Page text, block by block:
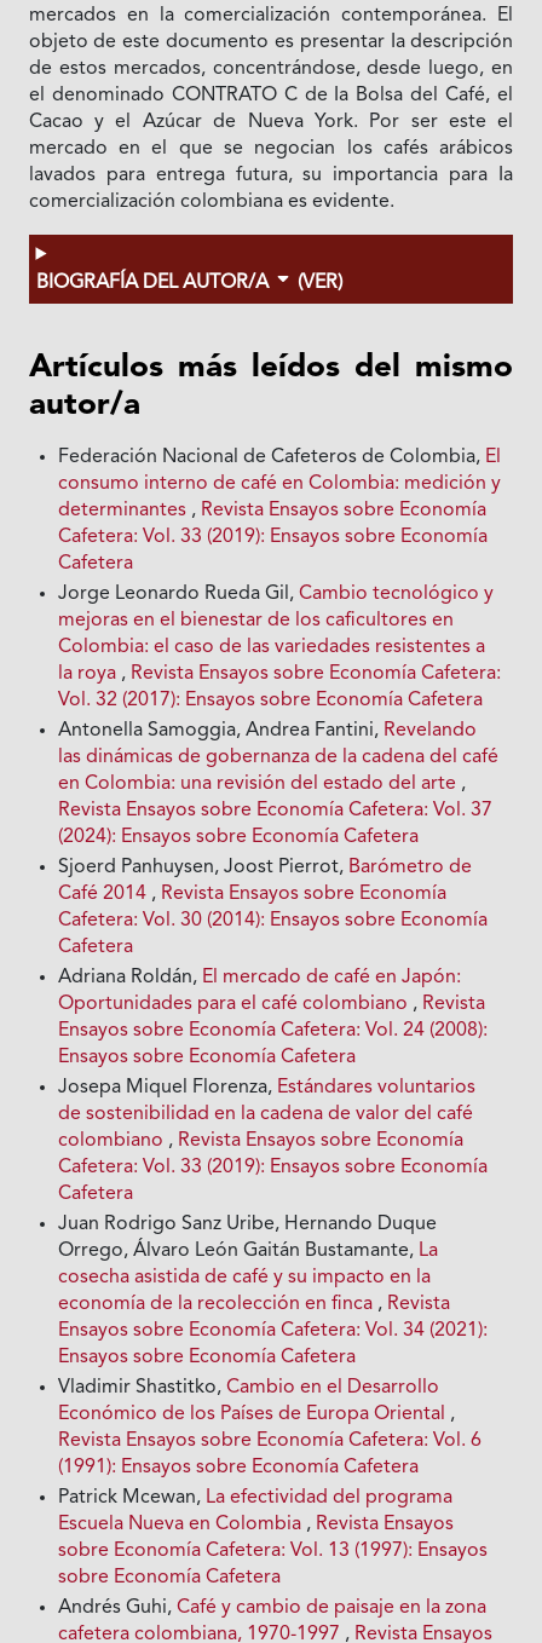
mercados en la comercialización contemporánea. El
objeto de este documento es presentar Ia descripción
de estos mercados, concentrándose, desde luego, en
el denominado CONTRATO C de Ia Bolsa del Café, el
Cacao y el Azúcar de Nueva York. Por ser este el
mercado en el que se negocian los cafés arábicos
lavados para entrega futura, su importancia para Ia
comercialización colombiana es evidente.
BIOGRAFÍA DEL AUTOR/A (VER)
Artículos más leídos del mismo
autor/a
Federación Nacional de Cafeteros de Colombia, El
consumo interno de café en Colombia: medición y
determinantes , Revista Ensayos sobre Economía
Cafetera: Vol. 33 (2019): Ensayos sobre Economía
Cafetera
Jorge Leonardo Rueda Gil,Cambio tecnológico y
mejoras en el bienestar de los caficultores en
Colombia: el caso de las variedades resistentes a
la roya , Revista Ensayos sobre Economía Cafetera:
Vol. 32 (2017): Ensayos sobre Economía Cafetera
Antonella Samoggia, Andrea Fantini, Revelando
las dinámicas de gobernanza de la cadena del café
en Colombia: una revisión del estado del arte ,
Revista Ensayos sobre Economía Cafetera: Vol. 37
(2024): Ensayos sobre Economía Cafetera
Sjoerd Panhuysen, Joost Pierrot, Barómetro de
Café 2014 , Revista Ensayos sobre Economía
Cafetera: Vol. 30 (2014): Ensayos sobre Economía
Cafetera
Adriana Roldán, El mercado de café en Japón:
Oportunidades para el café colombiano , Revista
Ensayos sobre Economía Cafetera: Vol. 24 (2008):
Ensayos sobre Economía Cafetera
Josepa Miquel Florenza, Estándares voluntarios
de sostenibilidad en la cadena de valor del café
colombiano , Revista Ensayos sobre Economía
Cafetera: Vol. 33 (2019): Ensayos sobre Economía
Cafetera
Juan Rodrigo Sanz Uribe, Hernando Duque
Orrego, Álvaro León Gaitán Bustamante, La
cosecha asistida de café y su impacto en la
economía de la recolección en finca , Revista
Ensayos sobre Economía Cafetera: Vol. 34 (2021):
Ensayos sobre Economía Cafetera
Vladimir Shastitko,Cambio en el Desarrollo
Económico de los Países de Europa Oriental ,
Revista Ensayos sobre Economía Cafetera: Vol. 6
(1991): Ensayos sobre Economía Cafetera
Patrick Mcewan, La efectividad del programa
Escuela Nueva en Colombia , Revista Ensayos
sobre Economía Cafetera: Vol. 13 (1997): Ensayos
sobre Economía Cafetera
Andrés Guhi,Café y cambio de paisaje en la zona
cafetera colombiana, 1970-1997 , Revista Ensayos